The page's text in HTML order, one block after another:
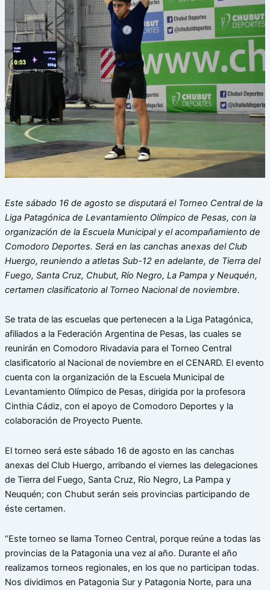
Este sábado 16 de agosto se disputará el Torneo Central de la
Liga Patagónica de Levantamiento Olímpico de Pesas, con la
organización de la Escuela Municipal y el acompañamiento de
Comodoro Deportes. Será en las canchas anexas del Club
Huergo, reuniendo a atletas Sub-12 en adelante, de Tierra del
Fuego, Santa Cruz, Chubut, Río Negro, La Pampa y Neuquén,
certamen clasificatorio al Torneo Nacional de noviembre.
Se trata de las escuelas que pertenecen a la Liga Patagónica,
afiliados a la Federación Argentina de Pesas, las cuales se
reunirán en Comodoro Rivadavia para el Torneo Central
clasificatorio al Nacional de noviembre en el CENARD. El evento
cuenta con la organización de la Escuela Municipal de
Levantamiento Olímpico de Pesas, dirigida por la profesora
Cinthia Cádiz, con el apoyo de Comodoro Deportes y la
colaboración de Proyecto Puente.
El torneo será este sábado 16 de agosto en las canchas
anexas del Club Huergo, arribando el viernes las delegaciones
de Tierra del Fuego, Santa Cruz, Río Negro, La Pampa y
Neuquén; con Chubut serán seis provincias participando de
éste certamen.
“Este torneo se llama Torneo Central, porque reúne a todas las
provincias de la Patagonia una vez al año. Durante el año
realizamos torneos regionales, en los que no participan todas.
Nos dividimos en Patagonia Sur y Patagonia Norte, para una